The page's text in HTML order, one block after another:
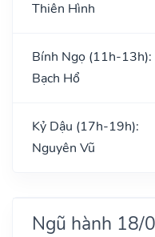
Thiên Hình
Bính Ngọ (11h-13h):
Bạch Hổ
Kỷ Dậu (17h-19h):
Nguyên Vũ
Ngũ hành 18/